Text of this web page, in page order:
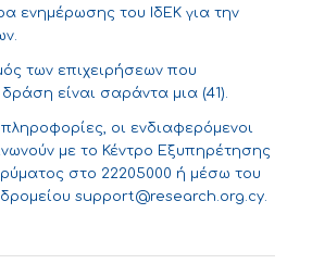
ενημέρωσης του ΙδΕΚ για την
των επιχειρήσεων που
είναι σαράντα μια (41).
οι ενδιαφερόμενοι
με το Κέντρο Εξυπηρέτησης
στο 22205000 ή μέσω του
support@research.org.cy.